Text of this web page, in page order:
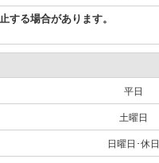
する場合があります。
平日
土曜日
日曜日･休日